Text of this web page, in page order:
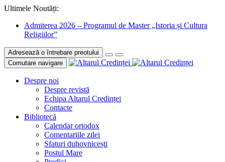
Ultimele Noutăți:
Admiterea 2026 – Programul de Master „Istoria și Cultura
Religiilor”
Adresează o întrebare preotului
Comutare navigare
Despre noi
Despre revistă
Echipa Altarul Credinței
Contacte
Bibliotecă
Calendar ortodox
Comentariile zilei
Sfaturi duhovnicești
Postul Mare